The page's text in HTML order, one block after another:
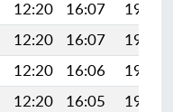
12:20 16:07
19:12
12:20 16:07
19:11
12:20 16:06
19:09
12:20 16:05
19:08